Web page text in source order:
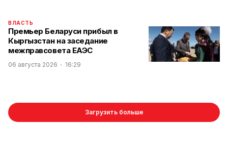
ВЛАСТЬ
Премьер Беларуси прибыл в
Кыргызстан на заседание
межправсовета ЕАЭС
06 августа 2026 16:29
Загрузить больше